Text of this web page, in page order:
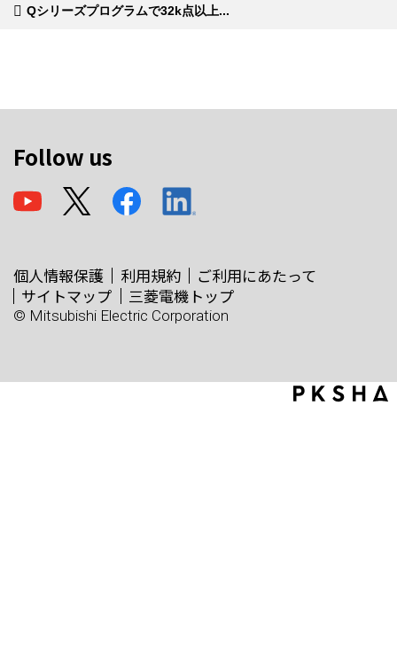
Qシリーズプログラムで32k点以上...
Follow us
個人情報保護 利用規約
ご利用にあたって
サイトマップ
三菱電機トップ
© Mitsubishi Electric Corporation